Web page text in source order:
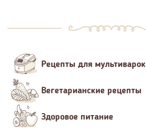
Рецепты для мультиварок
Вегетарианские рецепты
Здоровое питание